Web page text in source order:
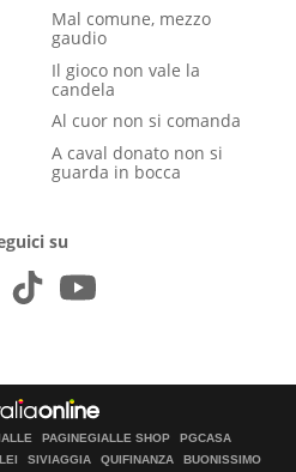
Mal comune, mezzo
gaudio
Il gioco non vale la
candela
Al cuor non si comanda
A caval donato non si
guarda in bocca
su
PAGINEGIALLE SHOP
PGCASA
SIVIAGGIA QUIFINANZA BUONISSIMO